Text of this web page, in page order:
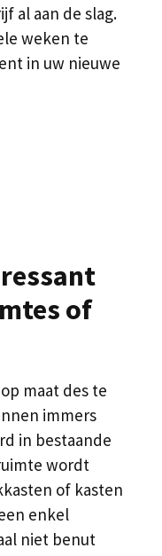
al aan de slag.
weken te
in uw nieuwe
of
maat des te
immers
in bestaande
wordt
of kasten
enkel
niet benut